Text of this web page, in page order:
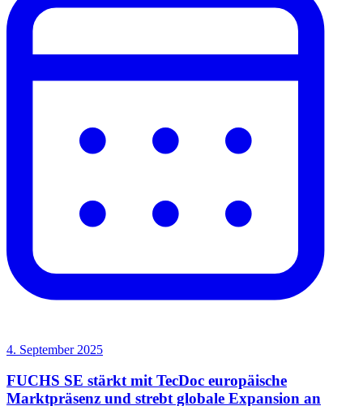
4. September 2025
FUCHS SE stärkt mit TecDoc europäische
Marktpräsenz und strebt globale Expansion an